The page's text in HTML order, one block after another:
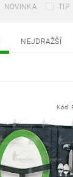
NOVINKA TIP
NEJDRAŽŠÍ
Kód: